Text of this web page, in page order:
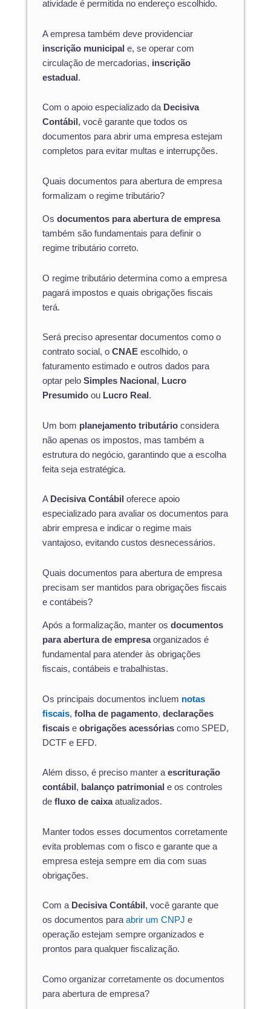
atividade é permitida no endereço escolhido.
A empresa também deve providenciar
inscrição municipal e, se operar com
circulação de mercadorias, inscrição
estadual .
Com o apoio especializado da Decisiva
Contábil , você garante que todos os
documentos para abrir uma empresa estejam
completos para evitar multas e interrupções.
Quais documentos para abertura de empresa
formalizam o regime tributário?
Os documentos para abertura de empresa
também são fundamentais para definir o
regime tributário correto.
O regime tributário determina como a empresa
pagará impostos e quais obrigações fiscais
terá.
Será preciso apresentar documentos como o
contrato social, o CNAE escolhido, o
faturamento estimado e outros dados para
optar pelo Simples Nacional , Lucro
Presumido ou Lucro Real .
Um bom planejamento tributário considera
não apenas os impostos, mas também a
estrutura do negócio, garantindo que a escolha
feita seja estratégica.
A Decisiva Contábil oferece apoio
especializado para avaliar os documentos para
abrir empresa e indicar o regime mais
vantajoso, evitando custos desnecessários.
Quais documentos para abertura de empresa
precisam ser mantidos para obrigações fiscais
e contábeis?
Após a formalização, manter os documentos
para abertura de empresaorganizados é
fundamental para atender às obrigações
fiscais, contábeis e trabalhistas.
Os principais documentos incluem notas
fiscais, folha de pagamento, declarações
fiscais e obrigações acessórias como SPED,
DCTF e EFD.
Além disso, é preciso manter aescrituração
contábil , balanço patrimonial e os controles
de fluxo de caixaatualizados.
Manter todos esses documentos corretamente
evita problemas com o fisco e garante que a
empresa esteja sempre em dia com suas
obrigações.
Com a Decisiva Contábil , você garante que
os documentos paraabrir um CNPJ e
operação estejam sempre organizados e
prontos para qualquer fiscalização.
Como organizar corretamente os documentos
para abertura de empresa?